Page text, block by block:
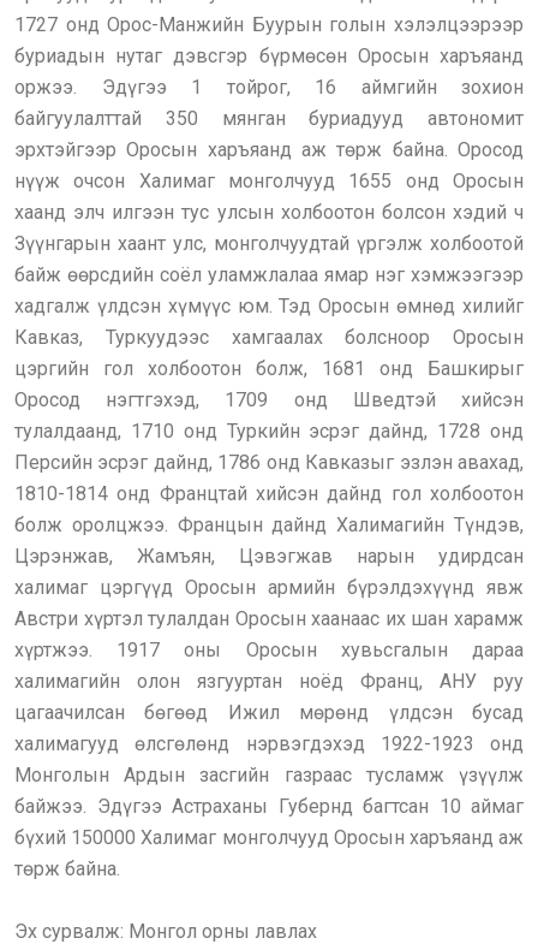
1727 онд Орос-Манжийн Буурын голын хэлэлцээрээр
буриадын нутаг дэвсгэр бүрмөсөн Оросын харъяанд
оржээ. Эдүгээ 1 тойрог, 16 аймгийн зохион
байгуулалттай 350 мянган буриадууд автономит
эрхтэйгээр Оросын харъяанд аж төрж байна. Оросод
нүүж очсон Халимаг монголчууд 1655 онд Оросын
хаанд элч илгээн тус улсын холбоотон болсон хэдий ч
Зүүнгарын хаант улс, монголчуудтай үргэлж холбоотой
байж өөрсдийн соёл уламжлалаа ямар нэг хэмжээгээр
хадгалж үлдсэн хүмүүс юм. Тэд Оросын өмнөд хилийг
Кавказ, Туркуудээс хамгаалах болсноор Оросын
цэргийн гол холбоотон болж, 1681 онд Башкирыг
Оросод нэгтгэхэд, 1709 онд Шведтэй хийсэн
тулалдаанд, 1710 онд Туркийн эсрэг дайнд, 1728 онд
Персийн эсрэг дайнд, 1786 онд Кавказыг эзлэн авахад,
1810-1814 онд Францтай хийсэн дайнд гол холбоотон
болж оролцжээ. Францын дайнд Халимагийн Түндэв,
Цэрэнжав, Жамъян, Цэвэгжав нарын удирдсан
халимаг цэргүүд Оросын армийн бүрэлдэхүүнд явж
Австри хүртэл тулалдан Оросын хаанаас их шан харамж
хүртжээ. 1917 оны Оросын хувьсгалын дараа
халимагийн олон язгууртан ноёд Франц, АНУ руу
цагаачилсан бөгөөд Ижил мөрөнд үлдсэн бусад
халимагууд өлсгөлөнд нэрвэгдэхэд 1922-1923 онд
Монголын Ардын засгийн газраас тусламж үзүүлж
байжээ. Эдүгээ Астраханы Губернд багтсан 10 аймаг
бүхий 150000 Халимаг монголчууд Оросын харъяанд аж
төрж байна.
Эх сурвалж: Монгол орны лавлах